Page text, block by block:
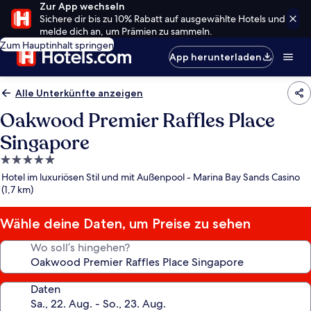
Zur App wechseln
Sichere dir bis zu 10% Rabatt auf ausgewählte Hotels und
melde dich an, um Prämien zu sammeln.
Zum Hauptinhalt springen
App herunterladen
Alle Unterkünfte anzeigen
Oakwood Premier Raffles Place
Singapore
5.0-
Sterne-
Unterkunft
Hotel im luxuriösen Stil und mit Außenpool - Marina Bay Sands Casino
(1,7 km)
Wähle deine Daten, um Preise zu sehen
Wo soll’s hingehen?
Daten